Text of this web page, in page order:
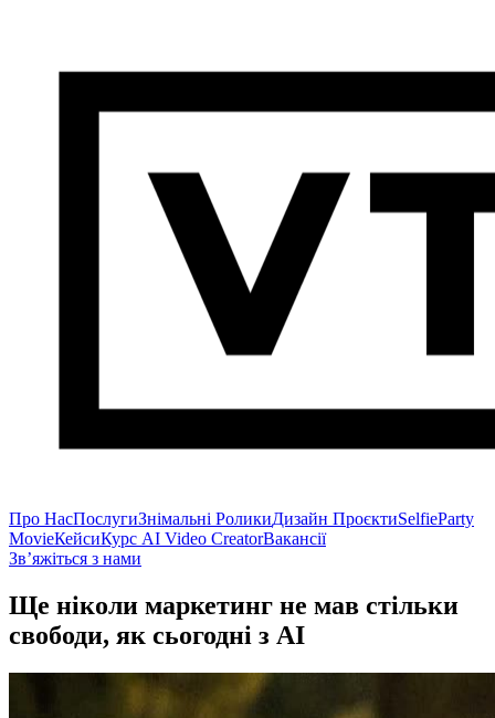
Про НасПослугиЗнімальні РоликиДизайн ПроєктиSelfieParty
MovieКейсиКурс AI Video CreatorВакансії
Звʼяжіться з нами
Ще ніколи маркетинг не мав стільки
свободи, як сьогодні з AI